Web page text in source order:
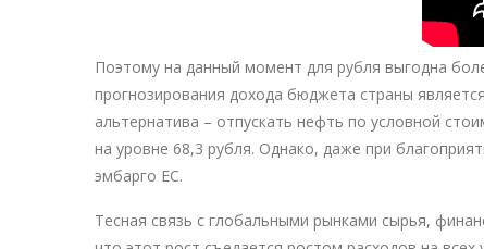
Поэтому на данный момент для рубля выгодна
прогнозирования дохода бюджета страны
альтернатива – отпускать нефть по условной
на уровне 68,3 рубля. Однако, даже при
эмбарго ЕС.
Тесная связь с глобальными рынками сырья,